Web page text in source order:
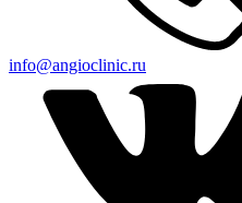
info@angioclinic.ru